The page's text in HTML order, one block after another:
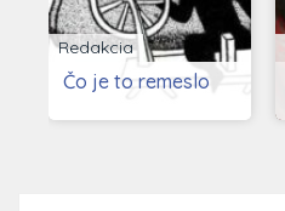
Redakcia
Čo je to remeslo